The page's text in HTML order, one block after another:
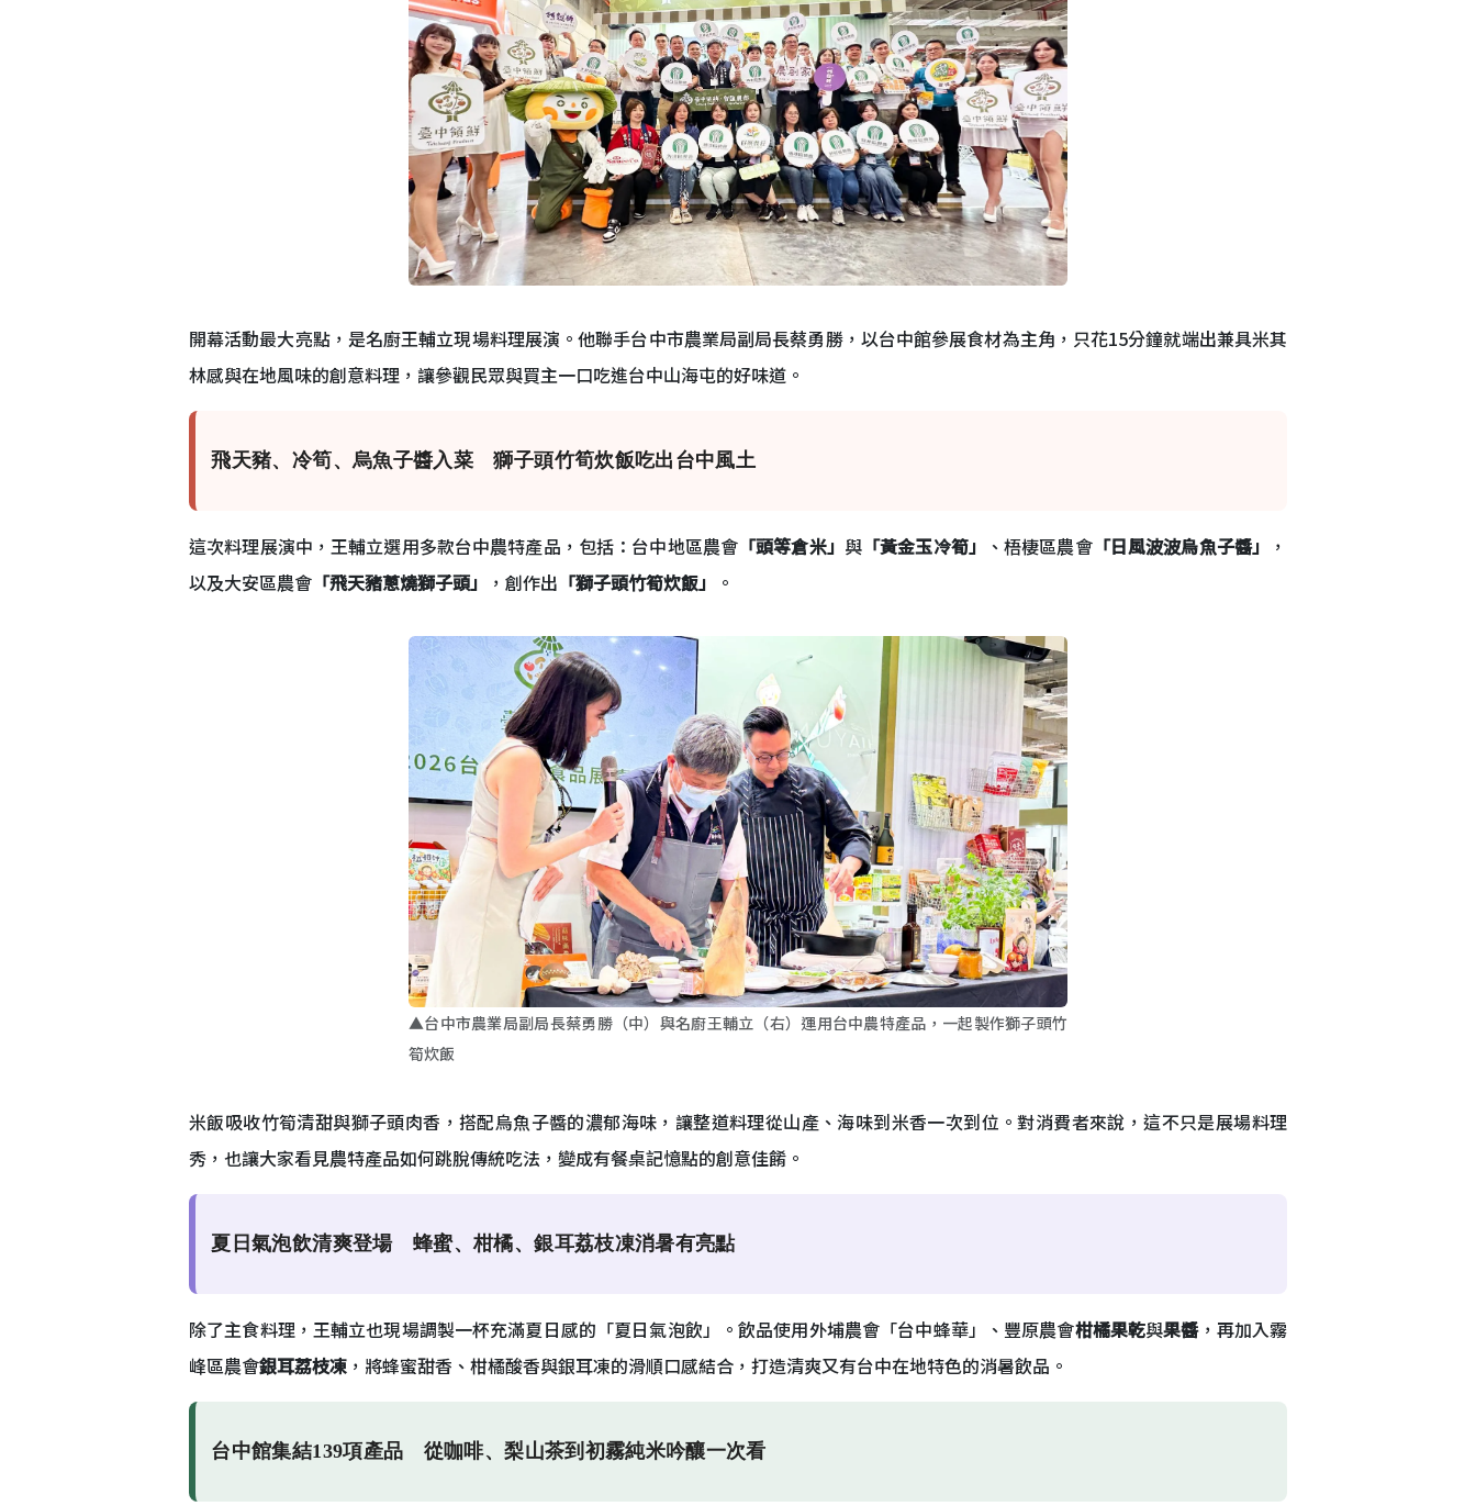
開幕活動最大亮點，是名廚王輔立現場料理展演。他聯手台中市農業局副局長蔡勇勝，以台中館參展食材為主角，只花15分鐘就端出兼具米其
林感與在地風味的創意料理，讓參觀民眾與買主一口吃進台中山海屯的好味道。
飛天豬、冷筍、烏魚子醬入菜 獅子頭竹筍炊飯吃出台中風土
這次料理展演中，王輔立選用多款台中農特產品，包括：台中地區農會 「頭等倉米」 與 「黃金玉冷筍」 、梧棲區農會「日風波波烏魚子醬」
，
以及大安區農會 「飛天豬蔥燒獅子頭」 ，創作出 「獅子頭竹筍炊飯」 。
▲台中市農業局副局長蔡勇勝（中）與名廚王輔立（右）運用台中農特產品，一起製作獅子頭竹
筍炊飯
米飯吸收竹筍清甜與獅子頭肉香，搭配烏魚子醬的濃郁海味，讓整道料理從山產、海味到米香一次到位。對消費者來說，這不只是展場料理
秀，也讓大家看見農特產品如何跳脫傳統吃法，變成有餐桌記憶點的創意佳餚。
夏日氣泡飲清爽登場 蜂蜜、柑橘、銀耳荔枝凍消暑有亮點
除了主食料理，王輔立也現場調製一杯充滿夏日感的「夏日氣泡飲」。飲品使用外埔農會「台中蜂華」、豐原農會柑橘果乾與果醬，再加入霧
峰區農會銀耳荔枝凍 ，將蜂蜜甜香、柑橘酸香與銀耳凍的滑順口感結合，打造清爽又有台中在地特色的消暑飲品。
台中館集結139項產品 從咖啡、梨山茶到初霧純米吟釀一次看